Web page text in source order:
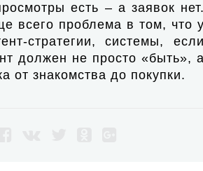
есть – а заявок
всего проблема в том, что
стратегии, системы,
должен не просто «быть»,
от знакомства до покупки.